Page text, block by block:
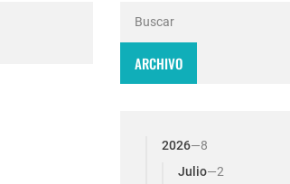
ARCHIVO
2026—8
Julio—2